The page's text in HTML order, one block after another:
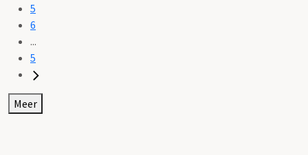
5
6
...
5
Meer